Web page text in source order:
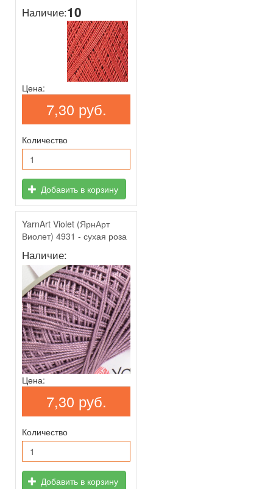
Наличие:10
Цена:
7,30 руб.
Количество
Добавить в корзину
YarnArt Violet (ЯрнАрт
Виолет) 4931 - сухая роза
Наличие:
Цена:
7,30 руб.
Количество
Добавить в корзину